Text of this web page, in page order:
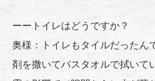
ーートイレはどうですか？
奥様：トイレもタイルだったん
剤を撒いてバスタオルで拭いて